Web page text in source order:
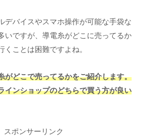
デバイスやスマホ操作が可能な手袋な
いですが、導電糸がどこに売ってるか
くことは困難ですよね。
がどこで売ってるかをご紹介します。
インショップのどちらで買う方が良い
スポンサーリンク